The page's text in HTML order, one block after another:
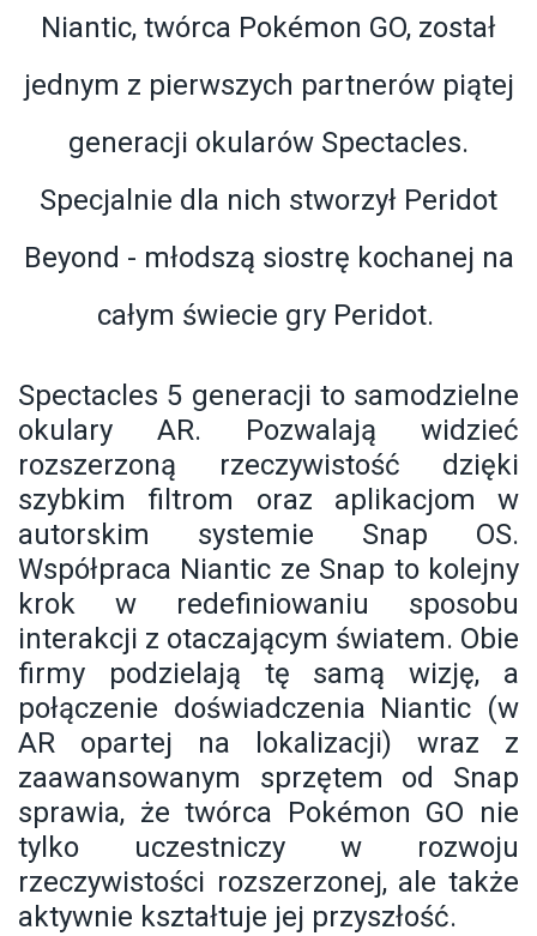
Niantic, twórca Pokémon GO, został
jednym z pierwszych partnerów piątej
generacji okularów Spectacles.
Specjalnie dla nich stworzył Peridot
Beyond - młodszą siostrę kochanej na
całym świecie gry Peridot.
Spectacles 5 generacji to samodzielne
okulary AR. Pozwalają widzieć
rozszerzoną rzeczywistość dzięki
szybkim filtrom oraz aplikacjom w
autorskim systemie Snap OS.
Współpraca Niantic ze Snap to kolejny
krok w redefiniowaniu sposobu
interakcji z otaczającym światem. Obie
firmy podzielają tę samą wizję, a
połączenie doświadczenia Niantic (w
AR opartej na lokalizacji) wraz z
zaawansowanym sprzętem od Snap
sprawia, że twórca Pokémon GO nie
tylko uczestniczy w rozwoju
rzeczywistości rozszerzonej, ale także
aktywnie kształtuje jej przyszłość.